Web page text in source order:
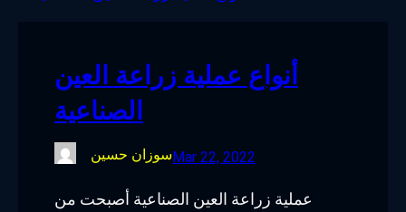
k
n
a
أنواع عملية زراعة العين
الصناعية
سوزان حسينMar 22, 2022
عملية زراعة العين الصناعية أصبحت من